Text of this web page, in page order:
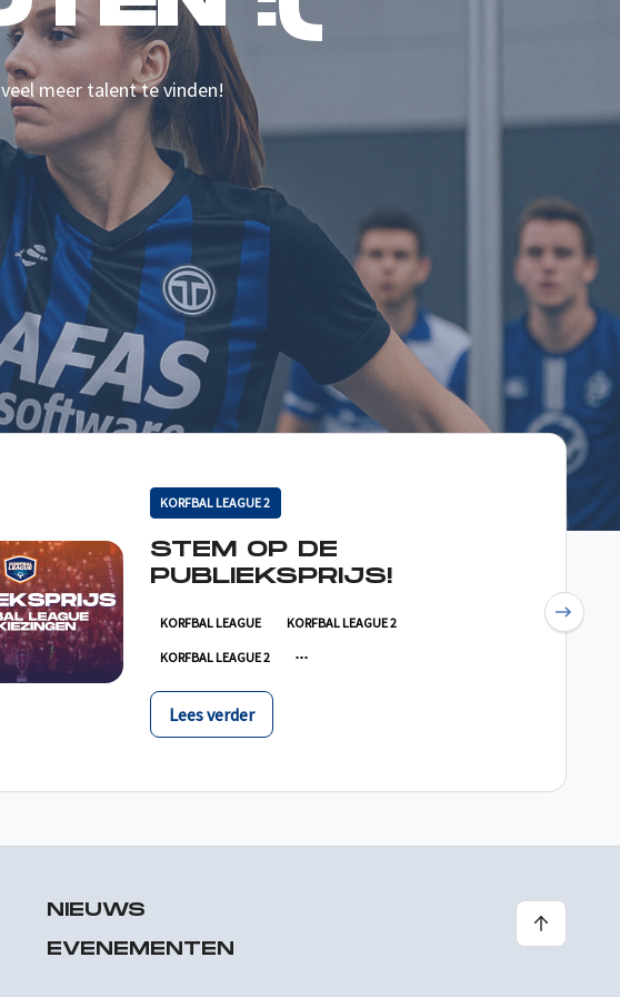
meer talent te vinden!
KORFBAL LEAGUE 2
STEM OP DE
PUBLIEKSPRIJS!
KORFBAL LEAGUE KORFBAL LEAGUE 2
KORFBAL LEAGUE 2
Lees verder
Next
NIEUWS
EVENEMENTEN